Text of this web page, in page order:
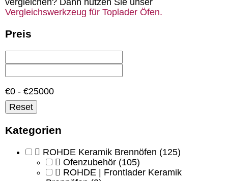
vergleichen? Dann nutzen Sie unser
Vergleichswerkzeug für Toplader Öfen.
Preis
€0 - €25000
Reset
Kategorien
ROHDE Keramik Brennöfen (125)
Ofenzubehör (105)
ROHDE | Frontlader Keramik